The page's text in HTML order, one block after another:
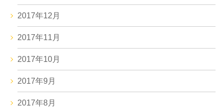
2017年12月
2017年11月
2017年10月
2017年9月
2017年8月